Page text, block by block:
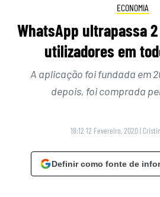
ECONOMIA
WhatsApp ultrapassa
utilizadores em
A aplicação foi fundada em
depois, foi comprada
18:12 12 Fevereiro, 2020 |
Definir como fonte de